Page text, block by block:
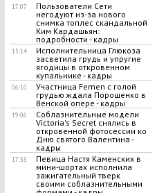
17:07
Пользователи Сети
негодуют из-за нового
снимка топлес скандальной
Ким Кардашьян:
подробности - кадры
15:14
Исполнительница Глюкоза
засветила грудь и упругие
ягодицы в откровенном
купальнике - кадры
06:10
​Участница Femen с голой
грудью ждала Порошенко в
Венской опере - кадры
19:06
Соблазнительные модели
Victoria's Secret снялись в
откровенной фотосессии ко
Дню святого Валентина -
кадры
17:33
Певица Настя Каменских в
мини-шортах исполнила
зажигательный тверк
своими соблазнительными